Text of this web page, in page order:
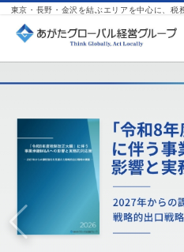
東京・長野・金沢を結ぶエリアを中心に、